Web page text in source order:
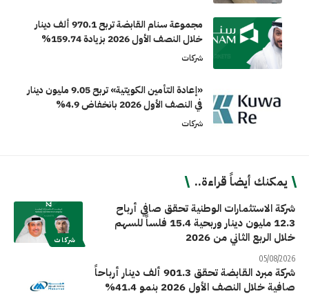
مجموعة سنام القابضة تربح 970.1 ألف دينار
خلال النصف الأول 2026 بزيادة 159.74%
شركات
«إعادة التأمين الكويتية» تربح 9.05 مليون دينار
في النصف الأول 2026 بانخفاض 4.9%
شركات
يمكنك أيضاً قراءة..
شركات
شركة الاستثمارات الوطنية تحقق صافي أرباح
12.3 مليون دينار وربحية 15.4 فلساً للسهم
خلال الربع الثاني من 2026
05/08/2026
شركة مبرد القابضة تحقق 901.3 ألف دينار أرباحاً
صافية خلال النصف الأول 2026 بنمو 41.4%